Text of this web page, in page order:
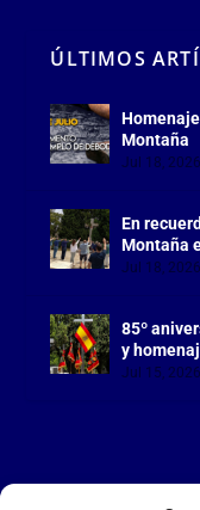
ÚLTIMOS
Montaña
Jul 18, 2026
En
Montaña
Jul 18, 2026
85º
y
Jul 15, 2026